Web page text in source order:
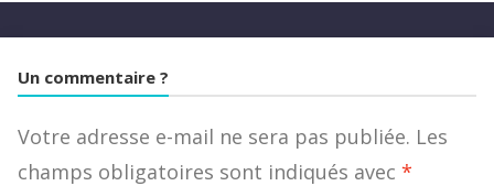
Un commentaire ?
Votre adresse e-mail ne sera pas publiée. Les
champs obligatoires sont indiqués avec *